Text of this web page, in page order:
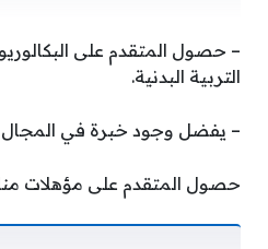
– حصول المتقدم على
التربية البدنية.
– يفضل وجود خبرة في المجال
حصول المتقدم على مؤهلات